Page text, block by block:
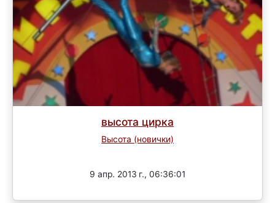
высота цирка
Высота (новички)
9 апр. 2013 г., 06:36:01